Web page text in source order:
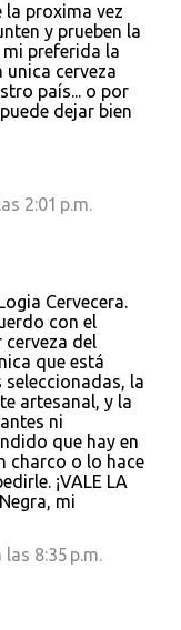
la proxima vez
y prueben la
mi preferida la
unica cerveza
país... o por
dejar bien
2:01 p.m.
Cervecera.
con el
del
que está
la
artesanal, y la
ni
que hay en
charco o lo hace
¡VALE LA
mi
8:35 p.m.